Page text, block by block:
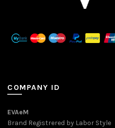
COMPANY ID
EVAeM
Brand Registrered by Labor Style